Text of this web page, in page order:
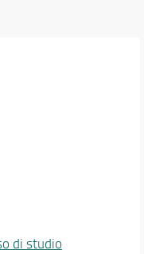
di studio